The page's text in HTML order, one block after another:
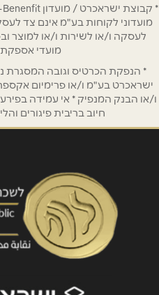
מועדוני לקוחות בע"מ אינם צד
לעסקה ו/או לשירות ו/או למוצר
מועדי
* הנפקת הכרטיס וגובה המסגרת
ישראכרט בע"מ ו/או פרימיום
ו/או הבנק המנפיק * אי עמידה
חיוב בריבית פיגורים